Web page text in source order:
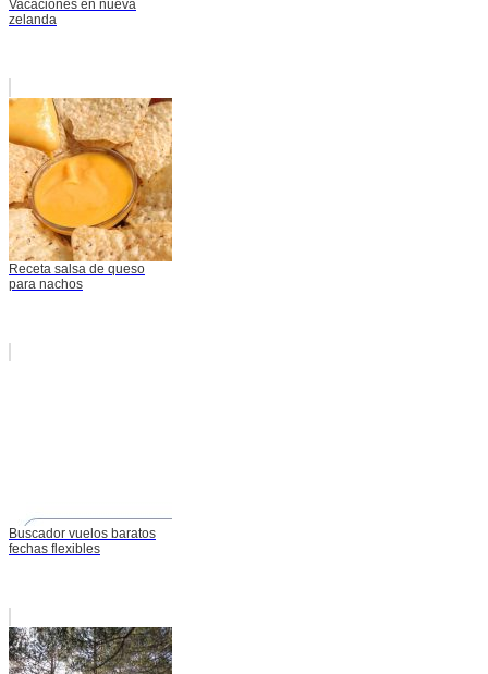
Vacaciones en nueva
zelanda
Receta salsa de queso
para nachos
Buscador vuelos baratos
fechas flexibles